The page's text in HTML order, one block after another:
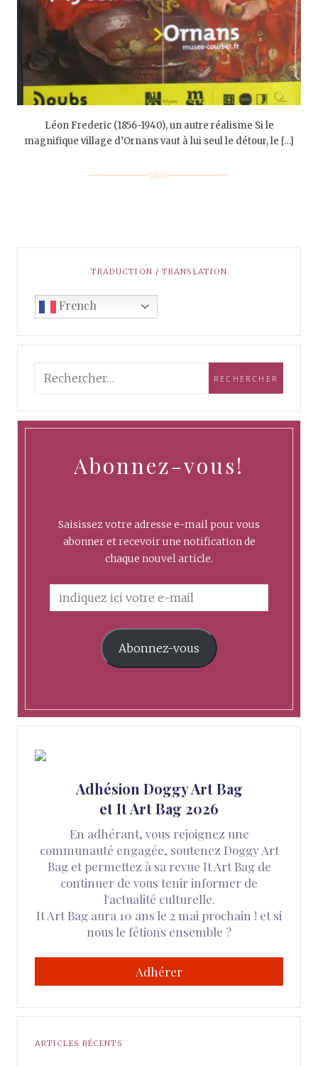
Léon Frederic (1856-1940), un autre réalisme Si le
magnifique village d’Ornans vaut à lui seul le détour, le […]
TRADUCTION / TRANSLATION
French
Abonnez-vous!
Saisissez votre adresse e-mail pour vous
abonner et recevoir une notification de
chaque nouvel article.
Abonnez-vous
Adhésion Doggy Art Bag
et It Art Bag 2026
En adhérant, vous rejoignez une
communauté engagée, soutenez Doggy Art
Bag et permettez à sa revue It Art Bag de
continuer de vous tenir informer de
l'actualité culturelle.
It Art Bag aura 10 ans le 2 mai prochain ! et si
nous le fêtions ensemble ?
Adhérer
ARTICLES RÉCENTS